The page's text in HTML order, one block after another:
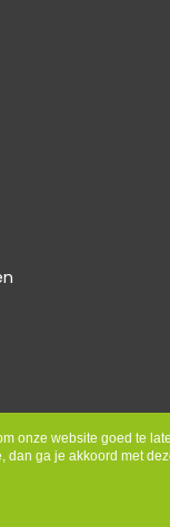
onze website goed te
dan ga je akkoord met